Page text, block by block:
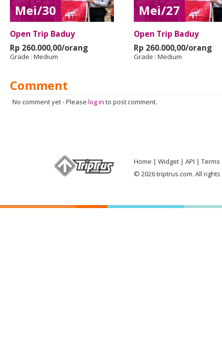
Mei/30
Open Trip Baduy
Rp 260.000,00/orang
Grade : Medium
Mei/27
Open Trip Baduy
Rp 260.000,00/orang
Grade : Medium
Comment
No comment yet-Please log in to post comment.
Home Widget API
Terms
© 2026 triptrus.com. All